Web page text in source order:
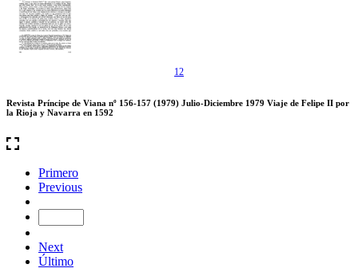
12
Revista Príncipe de Viana nº 156-157 (1979) Julio-Diciembre 1979 Viaje de Felipe II por
la Rioja y Navarra en 1592
Primero
Previous
Next
Último